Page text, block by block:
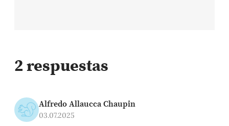
2 respuestas
Alfredo Allaucca Chaupin
03.07.2025